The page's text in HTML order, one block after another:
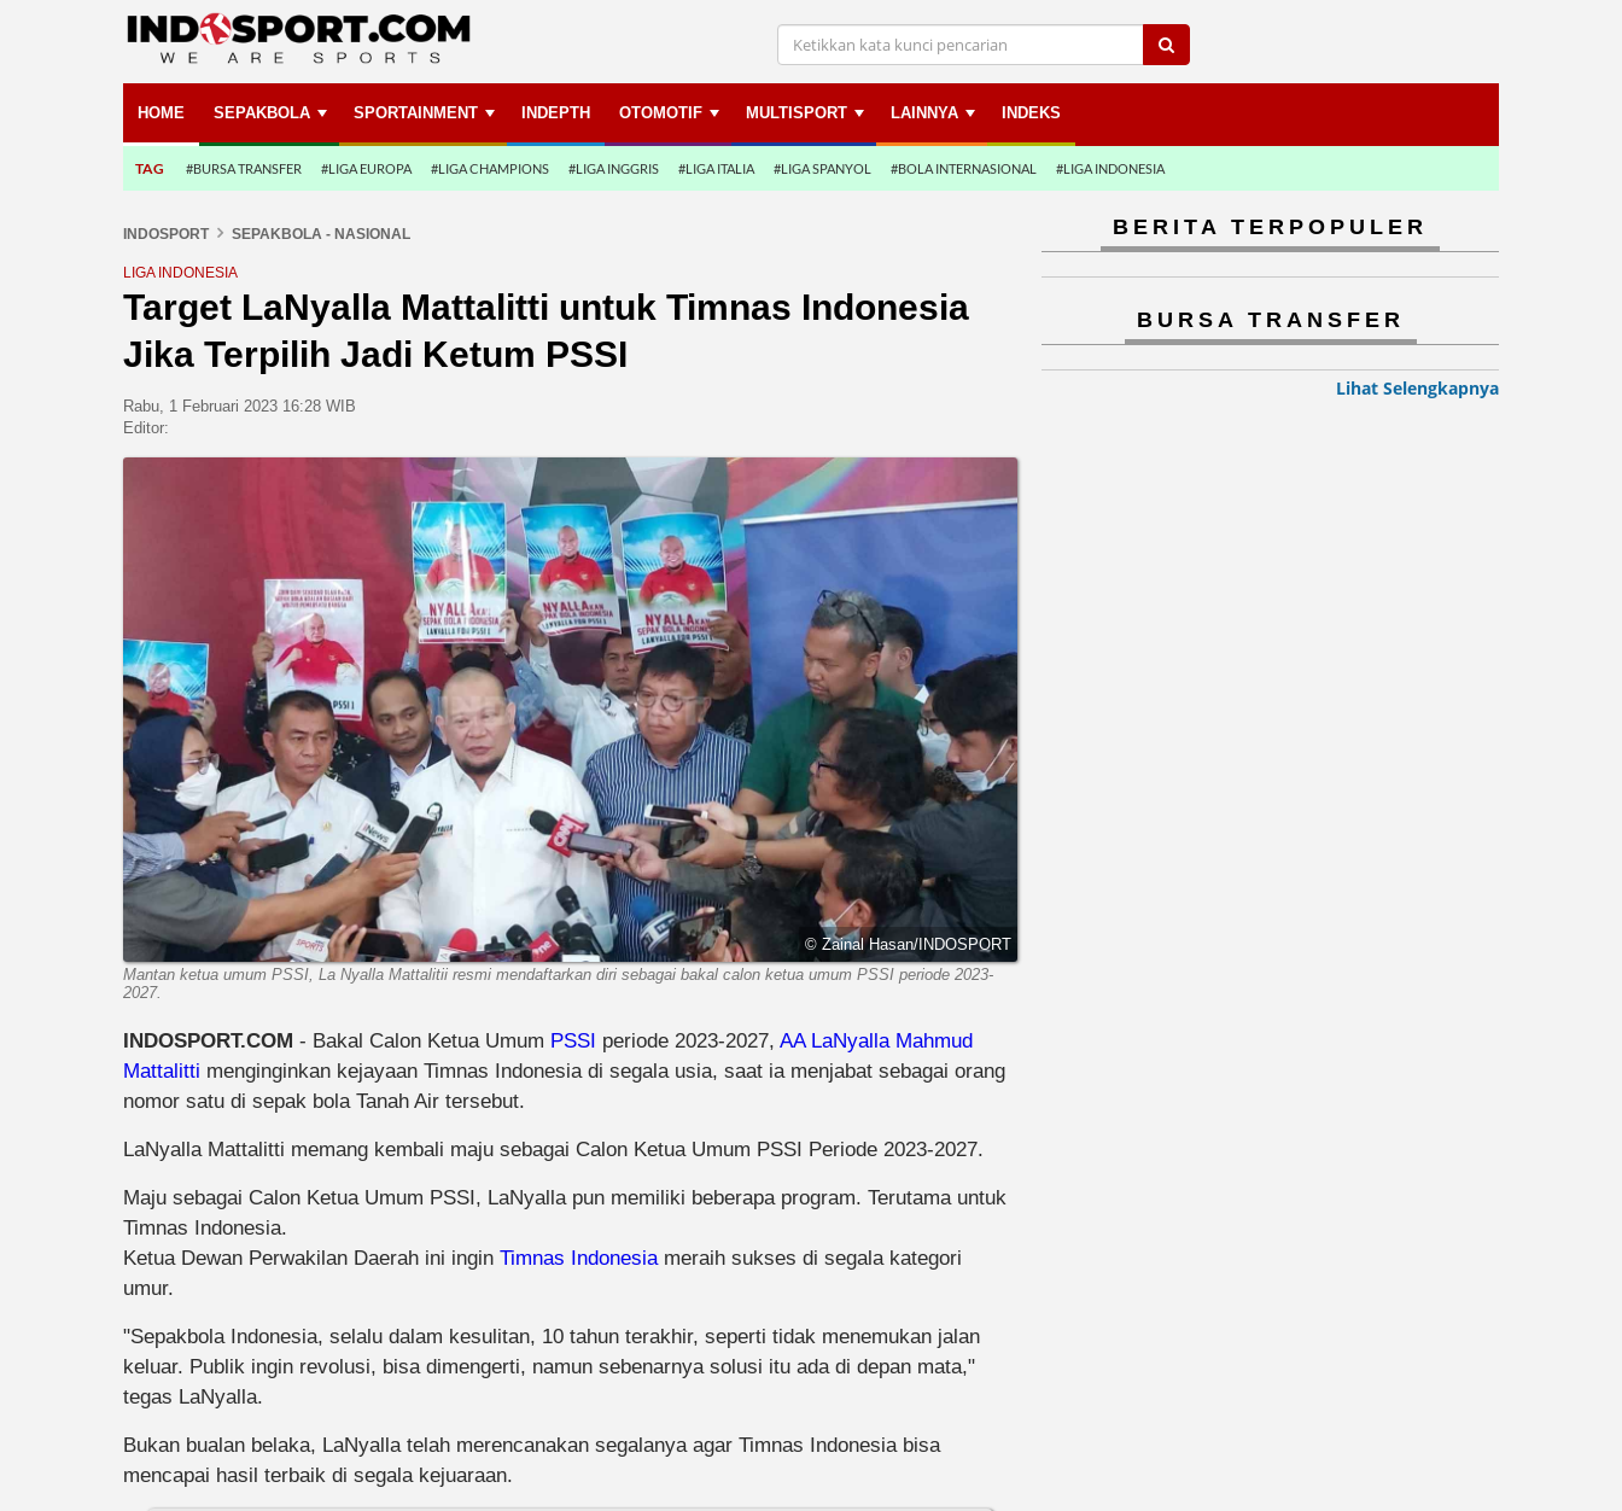
HOME SEPAKBOLA SPORTAINMENT INDEPTH OTOMOTIF MULTISPORT LAINNYA INDEKS
TAG #BURSA TRANSFER #LIGA EUROPA #LIGA CHAMPIONS #LIGA INGGRIS #LIGA ITALIA #LIGA SPANYOL #BOLA INTERNASIONAL #LIGA INDONESIA
INDOSPORT SEPAKBOLA - NASIONAL
LIGA INDONESIA
Target LaNyalla Mattalitti untuk Timnas Indonesia
Jika Terpilih Jadi Ketum PSSI
Rabu, 1 Februari 2023 16:28 WIB
Editor:
© Zainal Hasan/INDOSPORT
Mantan ketua umum PSSI, La Nyalla Mattalitii resmi mendaftarkan diri sebagai bakal calon ketua umum PSSI periode 2023-
2027.
INDOSPORT.COM - Bakal Calon Ketua Umum PSSI periode 2023-2027, AA LaNyalla Mahmud
Mattalitti menginginkan kejayaan Timnas Indonesia di segala usia, saat ia menjabat sebagai orang
nomor satu di sepak bola Tanah Air tersebut.
LaNyalla Mattalitti memang kembali maju sebagai Calon Ketua Umum PSSI Periode 2023-2027.
Maju sebagai Calon Ketua Umum PSSI, LaNyalla pun memiliki beberapa program. Terutama untuk
Timnas Indonesia.
Ketua Dewan Perwakilan Daerah ini ingin Timnas Indonesiameraih sukses di segala kategori
umur.
"Sepakbola Indonesia, selalu dalam kesulitan, 10 tahun terakhir, seperti tidak menemukan jalan
keluar. Publik ingin revolusi, bisa dimengerti, namun sebenarnya solusi itu ada di depan mata,"
tegas LaNyalla.
Bukan bualan belaka, LaNyalla telah merencanakan segalanya agar Timnas Indonesia bisa
mencapai hasil terbaik di segala kejuaraan.
BERITA TERPOPULER
BURSA TRANSFER
Lihat Selengkapnya